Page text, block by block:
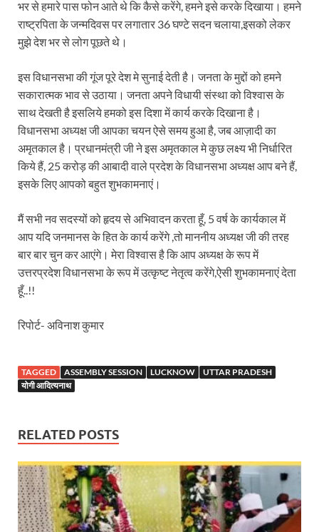
पीएम मोदी के संबोधन की बड़ी बातें
Char Dham Yatra Action Plan: चारधाम यात्रा-
Katra Banihal Special Train: कटरा – बनिहाल के
Aerial Survey: सीएम योगी के निर्देश पर उप मुख्यमंत्री व
Ancient Manuscripts: वैश्विक मंच तक पहुंचेगा भारतीय
Bhartendu Natya Akadami: मुख्यमंत्री ने देखी ‘आनंद
Women E Rickshaw Pilots: यूपी में तैयार हो रही
Mandir Cluster Model: पुरा महादेव मंदिर का ‘मंदिर
Indian Railway Action: भारतीय रेलवे की बड़ी करवाई,
मिलावटखोरों पर और कसेगा सरकार का शिकंजा
Pateshvari Mata Darshan: मुख्यमंत्री ने किए मां
भर से हमारे पास फोन आते थे कि कैसे करेंगे, हमने इसे करके दिखाया। हमने
राष्ट्रपिता के जन्मदिवस पर लगातार 36 घण्टे सदन चलाया,इसको लेकर
मुझे देश भर से लोग पूछते थे।
इस विधानसभा की गूंज पूरे देश मे सुनाई देती है। जनता के मुद्दों को हमने
सकारात्मक भाव से उठाया। जनता अपने विधायी संस्था को विश्वास के
साथ देखती है इसलिये हमको इस दिशा में कार्य करके दिखाना है।
विधानसभा अध्यक्ष जी आपका चयन ऐसे समय हुआ है, जब आज़ादी का
अमृतकाल है। प्रधानमंत्री जी ने इस अमृतकाल मे कुछ लक्ष्य भी निर्धारित
किये हैं, 25 करोड़ की आबादी वाले प्रदेश के विधानसभा अध्यक्ष आप बने हैं,
इसके लिए आपको बहुत शुभकामनाएं।
मैं सभी नव सदस्यों को हृदय से अभिवादन करता हूँ, 5 वर्ष के कार्यकाल में
आप यदि जनमानस के हित के कार्य करेंगे ,तो माननीय अध्यक्ष जी की तरह
बार बार चुन कर आएंगे। मेरा विश्वास है कि आप अध्यक्ष के रूप में
उत्तरप्रदेश विधानसभा के रूप में उत्कृष्ट नेतृत्व करेंगे,ऐसी शुभकामनाएं देता
हूँ..!!
रिपोर्ट- अविनाश कुमार
TAGGED ASSEMBLY SESSION LUCKNOW
UTTAR PRADESH
योगी आदित्यनाथ
RELATED POSTS